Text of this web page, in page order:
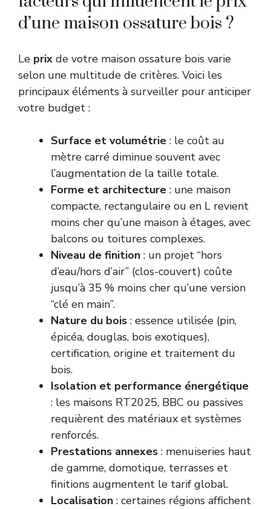
d’une maison ossature bois ?
Le prix de votre maison ossature bois varie
selon une multitude de critères. Voici les
principaux éléments à surveiller pour anticiper
votre budget :
Surface et volumétrie : le coût au
mètre carré diminue souvent avec
l’augmentation de la taille totale.
Forme et architecture : une maison
compacte, rectangulaire ou en L revient
moins cher qu’une maison à étages, avec
balcons ou toitures complexes.
Niveau de finition : un projet “hors
d’eau/hors d’air” (clos-couvert) coûte
jusqu’à 35 % moins cher qu’une version
“clé en main”.
Nature du bois : essence utilisée (pin,
épicéa, douglas, bois exotiques),
certification, origine et traitement du
bois.
Isolation et performance énergétique
: les maisons RT2025, BBC ou passives
requièrent des matériaux et systèmes
renforcés.
Prestations annexes : menuiseries haut
de gamme, domotique, terrasses et
finitions augmentent le tarif global.
Localisation : certaines régions affichent